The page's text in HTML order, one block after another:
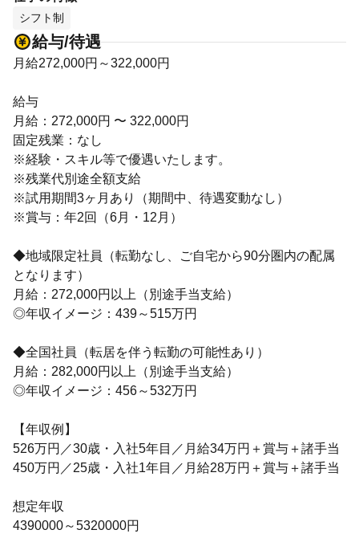
シフト制
給与/待遇
月給272,000円～322,000円
給与
月給：272,000円 〜 322,000円
固定残業：なし
※経験・スキル等で優遇いたします。
※残業代別途全額支給
※試用期間3ヶ月あり（期間中、待遇変動なし）
※賞与：年2回（6月・12月）
◆地域限定社員（転勤なし、ご自宅から90分圏内の配属
となります）
月給：272,000円以上（別途手当支給）
◎年収イメージ：439～515万円
◆全国社員（転居を伴う転勤の可能性あり）
月給：282,000円以上（別途手当支給）
◎年収イメージ：456～532万円
【年収例】
526万円／30歳・入社5年目／月給34万円＋賞与＋諸手当
450万円／25歳・入社1年目／月給28万円＋賞与＋諸手当
想定年収
4390000～5320000円